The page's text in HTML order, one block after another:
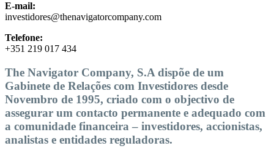
E-mail:
investidores@thenavigatorcompany.com
Telefone:
+351 219 017 434
The Navigator Company, S.A dispõe de um
Gabinete de Relações com Investidores desde
Novembro de 1995, criado com o objectivo de
assegurar um contacto permanente e adequado com
a comunidade financeira – investidores, accionistas,
analistas e entidades reguladoras.